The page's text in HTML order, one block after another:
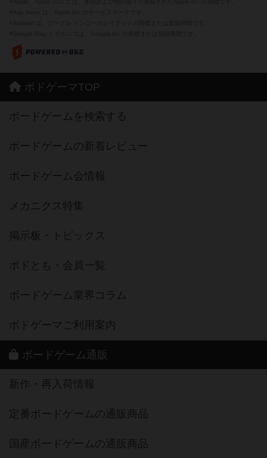
ボドゲーマTOP
ボードゲームを検索する
ボードゲームの新着レビュー
ボードゲーム会情報
メカニクス特集
掲示板・トピックス
ボドとも・会員一覧
ボードゲーム業界コラム
ボドゲーマご利用案内
ボードゲーム通販
新作・再入荷情報
定番ボードゲームの通販商品
国産ボードゲームの通販商品